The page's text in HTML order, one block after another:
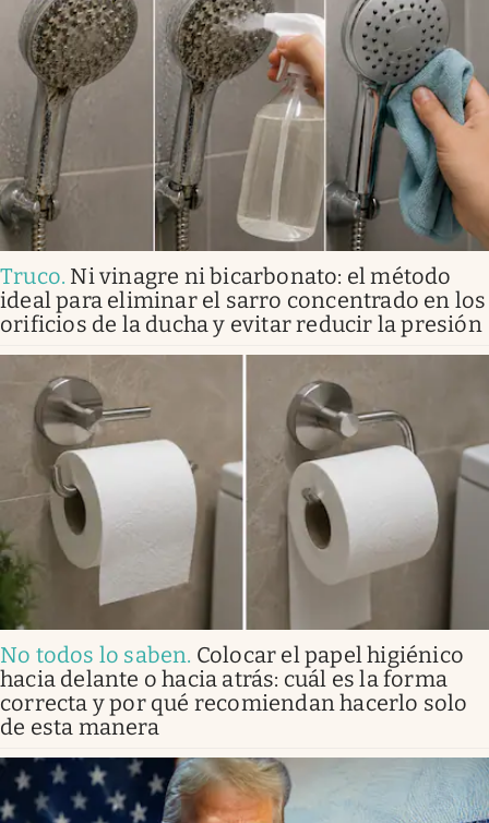
Truco. Ni vinagre ni bicarbonato: el método
ideal para eliminar el sarro concentrado en los
orificios de la ducha y evitar reducir la presión
No todos lo saben. Colocar el papel higiénico
hacia delante o hacia atrás: cuál es la forma
correcta y por qué recomiendan hacerlo solo
de esta manera